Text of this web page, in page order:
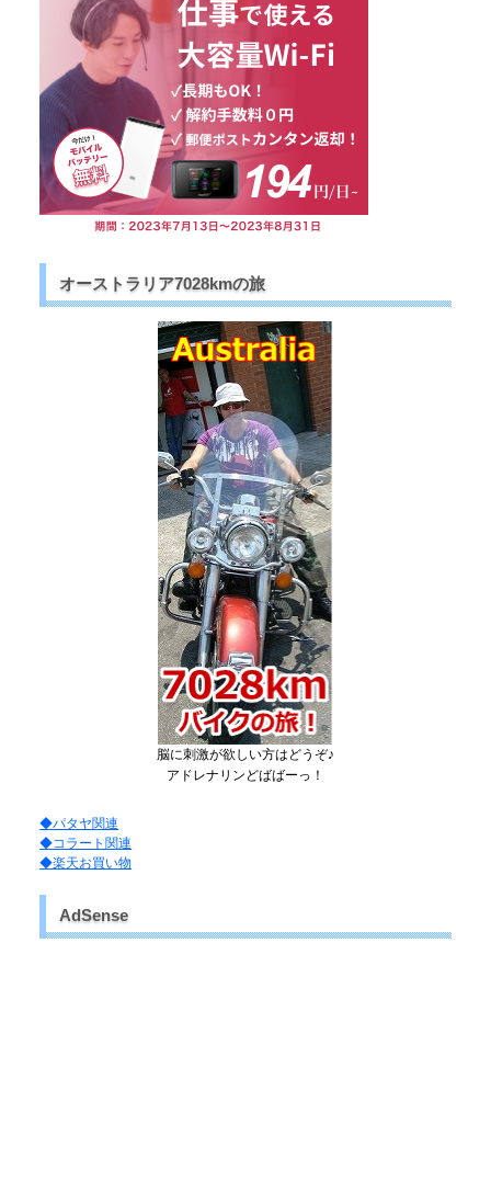
オーストラリア7028kmの旅
脳に刺激が欲しい方はどうぞ♪
アドレナリンどばばーっ！
◆パタヤ関連
◆コラート関連
◆楽天お買い物
AdSense